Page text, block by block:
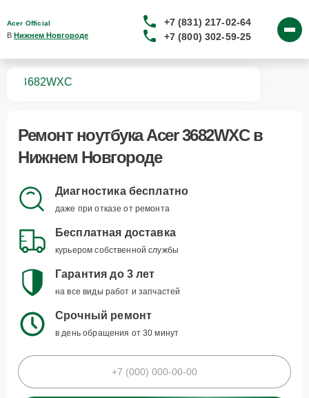
Acer Official
В Нижнем Новгороде
+7 (831) 217-02-64
+7 (800) 302-59-25
3682WXC
Ремонт ноутбука Acer 3682WXCв
Нижнем Новгороде
Диагностика бесплатно
даже при отказе от ремонта
Бесплатная доставка
курьером собственной службы
Гарантия до 3 лет
на все виды работ и запчастей
Срочный ремонт
в день обращения от 30 минут